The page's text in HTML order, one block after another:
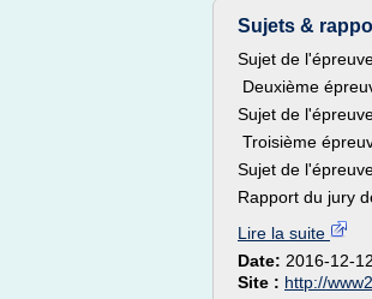
Sujets &
Sujet de
Deuxième
Sujet de
Troisième
Sujet de
Rapport du jury
Lire la suite
Date: 2016-12-
Site : http://